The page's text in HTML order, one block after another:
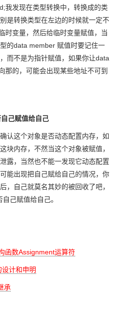
我发现在类型转换中，转换成的类
是转换类型在左边的时候就一定不
时变量，然后给临时变量赋值，当
的data member 赋值时要记住一
而不是为指针赋值，如果你让data
那的，可能会出现某些地址不可到
己赋值给自己
认这个对象是否动态配置内存，如
块内存，不然当这个对象被赋值，
露，当然也不能一发现它动态配置
能出现把自己赋给自己的情况，你
，自己就莫名其妙的被回收了吧，
己赋值给自己。
函数Assignment运算符
计和申明
承